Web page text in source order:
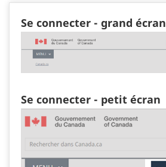
Se connecter - grand écran
Se connecter - petit écran